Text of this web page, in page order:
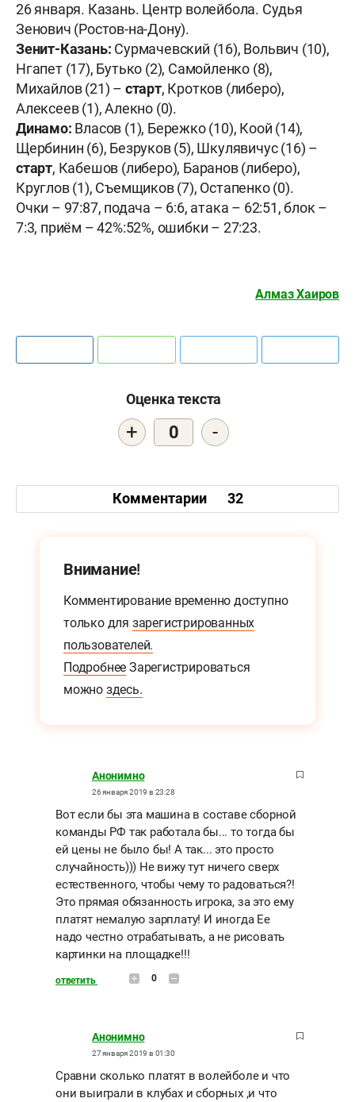
26 января. Казань. Центр волейбола. Судья
Зенович (Ростов-на-Дону).
Зенит-Казань: Сурмачевский (16), Вольвич (10),
Нгапет (17), Бутько (2), Самойленко (8),
Михайлов (21) – старт, Кротков (либеро),
Алексеев (1), Алекно (0).
Динамо: Власов (1), Бережко (10), Коой (14),
Щербинин (6), Безруков (5), Шкулявичус (16) –
старт, Кабешов (либеро), Баранов (либеро),
Круглов (1), Съемщиков (7), Остапенко (0).
Очки – 97:87, подача – 6:6, атака – 62:51, блок –
7:3, приём – 42%:52%, ошибки – 27:23.
Алмаз Хаиров
Оценка текста
+ 0 -
Комментарии 32
Внимание!
Комментирование временно доступно
только для зарегистрированных
пользователей.
Подробнее Зарегистрироваться
можно здесь.
Анонимно
26 января 2019 в 23:28
Вот если бы эта машина в составе сборной
команды РФ так работала бы... то тогда бы
ей цены не было бы! А так... это просто
случайность))) Не вижу тут ничего сверх
естественного, чтобы чему то радоваться?!
Это прямая обязанность игрока, за это ему
платят немалую зарплату! И иногда Ее
надо честно отрабатывать, а не рисовать
картинки на площадке!!!
ответить 0
Анонимно
27 января 2019 в 01:30
Сравни сколько платят в волейболе и что
они выиграли в клубах и сборных ,и что